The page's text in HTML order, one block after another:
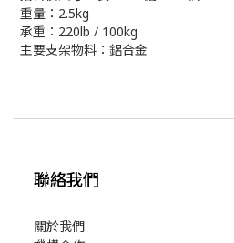
重量：2.5kg
承重：220lb / 100kg
主要支架物料：鋁合金
聯絡我們
關於我們